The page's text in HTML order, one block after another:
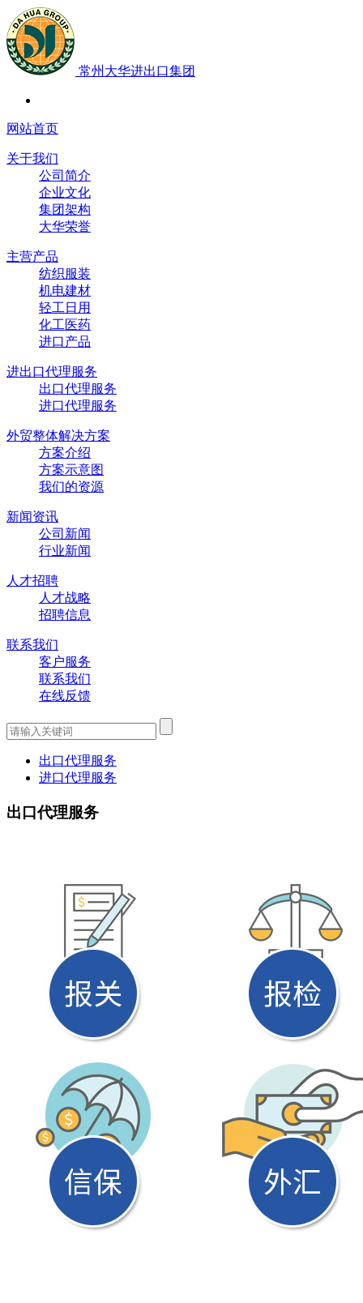
常州大华进出口集团
网站首页
关于我们
公司简介
企业文化
集团架构
大华荣誉
主营产品
纺织服装
机电建材
轻工日用
化工医药
进口产品
进出口代理服务
出口代理服务
进口代理服务
外贸整体解决方案
方案介绍
方案示意图
我们的资源
新闻资讯
公司新闻
行业新闻
人才招聘
人才战略
招聘信息
联系我们
客户服务
联系我们
在线反馈
出口代理服务
进口代理服务
出口代理服务